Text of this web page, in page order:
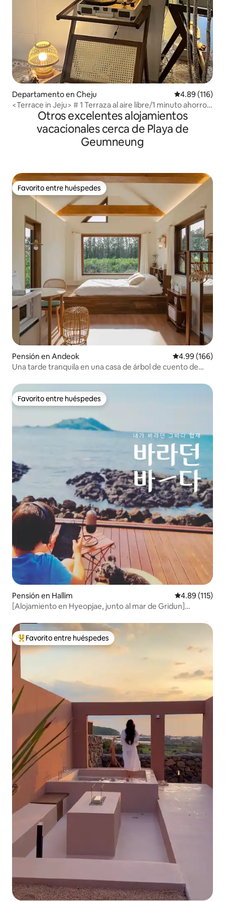
Departamento en Cheju Calificación
4.89 (116)
<Terrace in Jeju> # 1 Terraza al aire libre/1 minuto ahorro
de impuestos de Shilla/5 minutos de ahorro de impuestos
de Lotte/8 minutos del aeropuerto de Jeju/10 minutos de
Iho Tewoo
Otros excelentes alojamientos
vacacionales cerca de Playa de
Geumneung
Favorito entre huéspedes
Favorito entre huéspedes
Pensión en Andeok Calificación
4.99 (166)
Una tarde tranquila en una casa de árbol de cuento de
Favorito entre huéspedes
Favorito entre huéspedes
Pensión en Hallim Calificación
4.89 (115)
[Alojamiento en Hyeopjae, junto al mar de Gridun]
Biyangdo_ Cerca de lugares de interés y restaurantes
De los mejores en Favorito entre huéspedes
Favorito entre huéspedes